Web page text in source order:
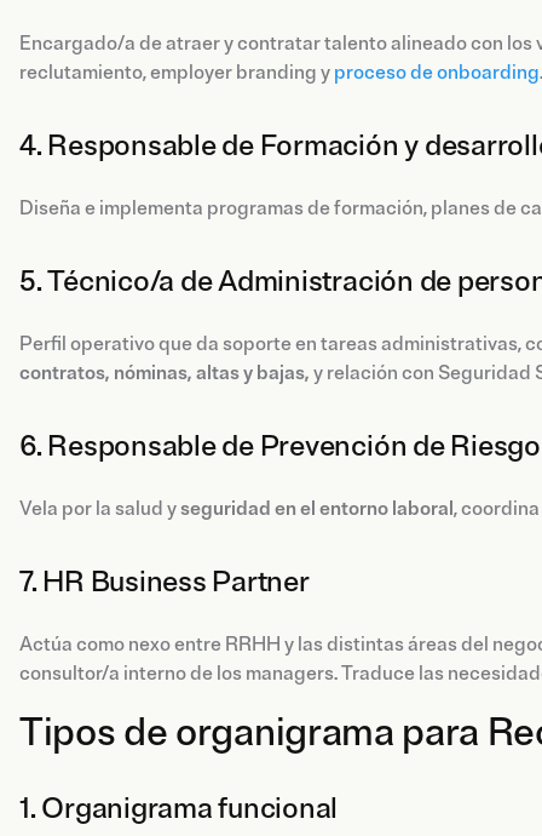
Encargado/a de atraer y contratar talento alineado con
reclutamiento, employer branding y proceso de onboarding.
4. Responsable de Formación y
Diseña e implementa programas de formación, planes de
5. Técnico/a de Administración de
Perfil operativo que da soporte en tareas administrativas,
contratos, nóminas, altas y bajas, y relación con Seguridad
6. Responsable de Prevención de
Vela por la salud yseguridad en el entorno laboral,
7. HR Business Partner
Actúa como nexo entre RRHH y las distintas áreas del
consultor/a interno de los managers. Traduce las
Tipos de organigrama para
1. Organigrama funcional